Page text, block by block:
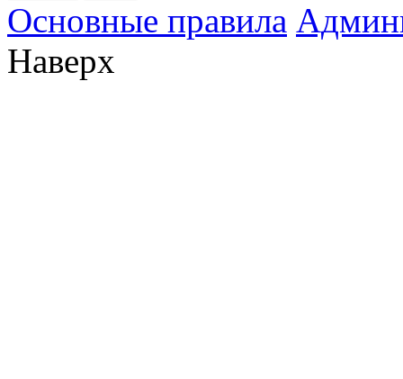
Основные правила
Наверх